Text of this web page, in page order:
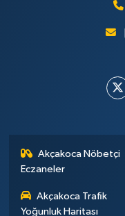
Akçakoca Nöbetçi
Eczaneler
Akçakoca Trafik
Yoğunluk Haritası